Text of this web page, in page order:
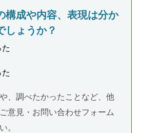
構成や内容、表現は分か
しょうか？
、調べたかったことなど、他
意見・お問い合わせフォーム
。